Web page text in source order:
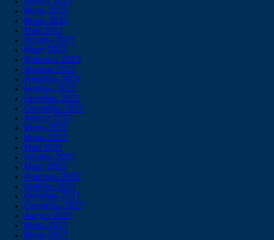
Июль 2023
Июнь 2023
Май 2023
Апрель 2023
Март 2023
Февраль 2023
Январь 2023
Декабрь 2022
Ноябрь 2022
Октябрь 2022
Сентябрь 2022
Август 2022
Июль 2022
Июнь 2022
Май 2022
Апрель 2022
Март 2022
Февраль 2022
Ноябрь 2021
Октябрь 2021
Сентябрь 2021
Август 2021
Июль 2021
Июнь 2021